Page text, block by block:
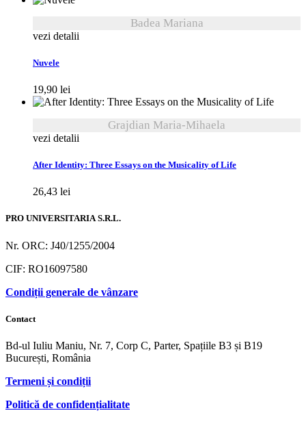
Badea Mariana
vezi detalii
Nuvele
19,90 lei
Grajdian Maria-Mihaela
vezi detalii
After Identity: Three Essays on the Musicality of Life
26,43 lei
PRO UNIVERSITARIA S.R.L.
Nr. ORC: J40/1255/2004
CIF: RO16097580
Condiții generale de vânzare
Contact
Bd-ul Iuliu Maniu, Nr. 7, Corp C, Parter, Spațiile B3 și B19
București, România
Termeni și condiții
Politică de confidențialitate